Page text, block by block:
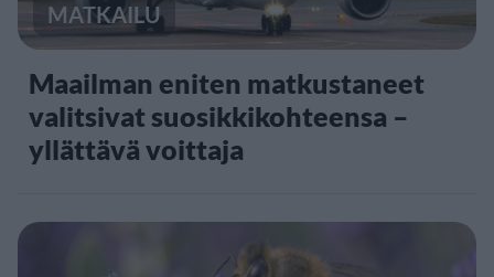
MATKAILU
Maailman eniten matkustaneet
valitsivat suosikkikohteensa –
yllättävä voittaja